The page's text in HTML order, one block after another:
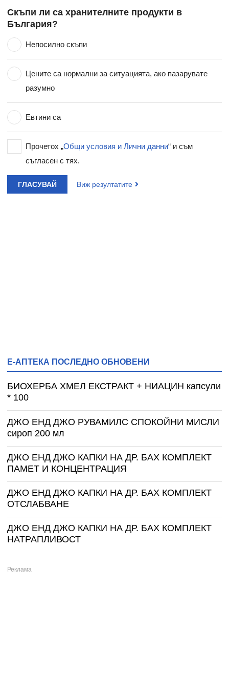
Скъпи ли са хранителните продукти в
България?
Непосилно скъпи
Цените са нормални за ситуацията, ако пазарувате
разумно
Евтини са
Прочетох „Общи условия и Лични данни“ и съм
съгласен с тях.
ГЛАСУВАЙ Виж резултатите
Е-АПТЕКА ПОСЛЕДНО ОБНОВЕНИ
БИОХЕРБА ХМЕЛ ЕКСТРАКТ + НИАЦИН капсули
* 100
ДЖО ЕНД ДЖО РУВАМИЛС СПОКОЙНИ МИСЛИ
сироп 200 мл
ДЖО ЕНД ДЖО КАПКИ НА ДР. БАХ КОМПЛЕКТ
ПАМЕТ И КОНЦЕНТРАЦИЯ
ДЖО ЕНД ДЖО КАПКИ НА ДР. БАХ КОМПЛЕКТ
ОТСЛАБВАНЕ
ДЖО ЕНД ДЖО КАПКИ НА ДР. БАХ КОМПЛЕКТ
НАТРАПЛИВОСТ